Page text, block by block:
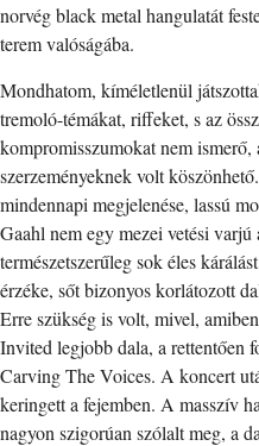
norvég black metal hangulatát
terem valóságába.
Mondhatom, kíméletlenül
tremoló-témákat, riffeket, s az
kompromisszumokat nem
szerzeményeknek volt
mindennapi megjelenése, lassú
Gaahl nem egy mezei vetési
természetszerűleg sok éles
érzéke, sőt bizonyos korlátozott
Erre szükség is volt, mivel,
Invited legjobb dala, a rettentően
Carving The Voices. A koncert
keringett a fejemben. A masszív
nagyon szigorúan szólalt meg, a